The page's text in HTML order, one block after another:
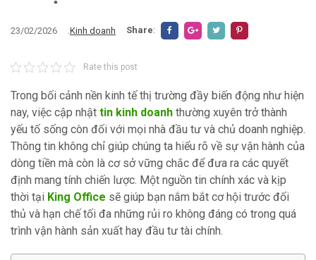
23/02/2026 Kinh doanh Share:
Rate this post
Trong bối cảnh nền kinh tế thị trường đầy biến động như hiện
nay, việc cập nhật tin kinh doanh thường xuyên trở thành
yếu tố sống còn đối với mọi nhà đầu tư và chủ doanh nghiệp.
Thông tin không chỉ giúp chúng ta hiểu rõ về sự vận hành của
dòng tiền mà còn là cơ sở vững chắc để đưa ra các quyết
định mang tính chiến lược. Một nguồn tin chính xác và kịp
thời tại King Office sẽ giúp bạn nắm bắt cơ hội trước đối
thủ và hạn chế tối đa những rủi ro không đáng có trong quá
trình vận hành sản xuất hay đầu tư tài chính.